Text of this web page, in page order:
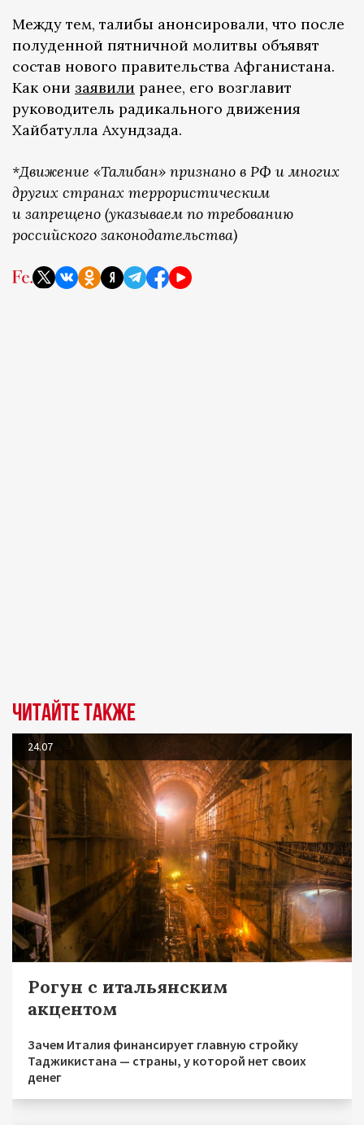
Между тем, талибы анонсировали, что после
полуденной пятничной молитвы объявят
состав нового правительства Афганистана.
Как они заявили ранее, его возглавит
руководитель радикального движения
Хайбатулла Ахундзада.
*Движение «Талибан» признано в РФ и многих
других странах террористическим
и запрещено (указываем по требованию
российского законодательства)
Читайте также
24.07
Рогун с итальянским
акцентом
Зачем Италия финансирует главную стройку
Таджикистана — страны, у которой нет своих
денег